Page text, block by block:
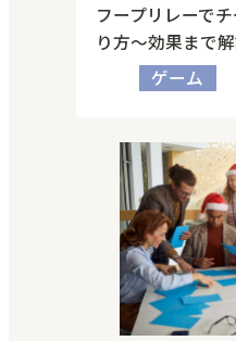
フープリレーで
り方～効果まで
ゲーム